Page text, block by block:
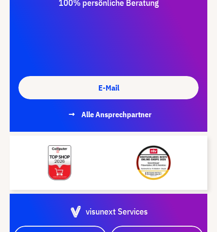
100% persönliche Beratung
E-Mail
Alle Ansprechpartner
visunext Services